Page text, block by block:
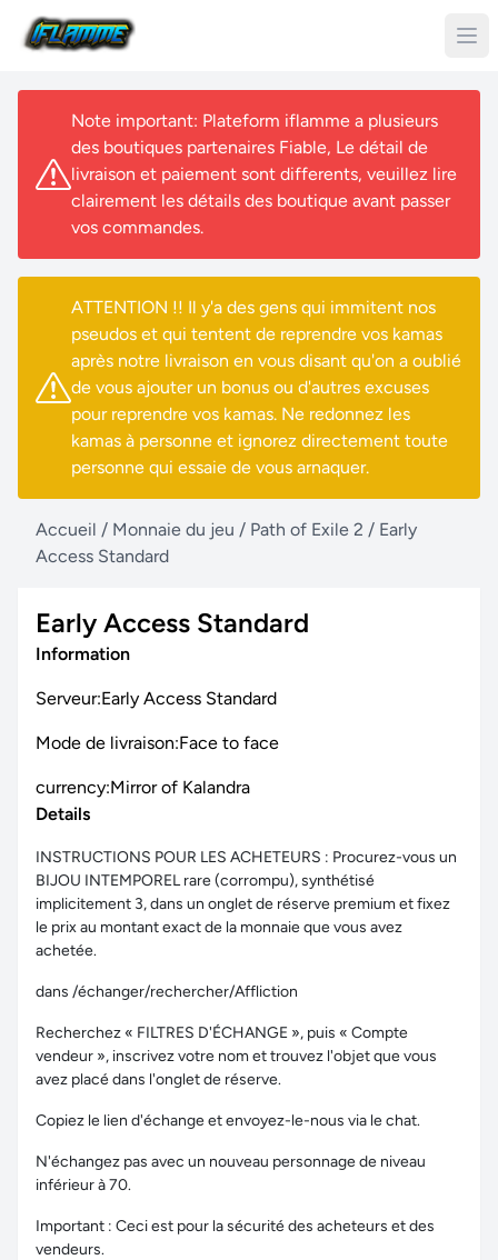
Note important: Plateform iflamme a plusieurs
des boutiques partenaires Fiable, Le détail de
livraison et paiement sont differents, veuillez lire
clairement les détails des boutique avant passer
vos commandes.
ATTENTION !! Il y'a des gens qui immitent nos
pseudos et qui tentent de reprendre vos kamas
après notre livraison en vous disant qu'on a oublié
de vous ajouter un bonus ou d'autres excuses
pour reprendre vos kamas. Ne redonnez les
kamas à personne et ignorez directement toute
personne qui essaie de vous arnaquer.
Accueil / Monnaie du jeu / Path of Exile 2 / Early
Access Standard
Early Access Standard
Information
Serveur:Early Access Standard
Mode de livraison:Face to face
currency:Mirror of Kalandra
Details
INSTRUCTIONS POUR LES ACHETEURS : Procurez-vous un
BIJOU INTEMPOREL rare (corrompu), synthétisé
implicitement 3, dans un onglet de réserve premium et fixez
le prix au montant exact de la monnaie que vous avez
achetée.
dans /échanger/rechercher/Affliction
Recherchez « FILTRES D'ÉCHANGE », puis « Compte
vendeur », inscrivez votre nom et trouvez l'objet que vous
avez placé dans l'onglet de réserve.
Copiez le lien d'échange et envoyez-le-nous via le chat.
N'échangez pas avec un nouveau personnage de niveau
inférieur à 70.
Important : Ceci est pour la sécurité des acheteurs et des
vendeurs.